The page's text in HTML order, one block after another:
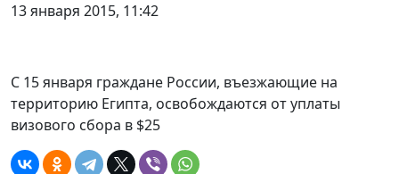
13 января 2015, 11:42
С 15 января граждане России, въезжающие на
территорию Египта, освобождаются от уплаты
визового сбора в $25